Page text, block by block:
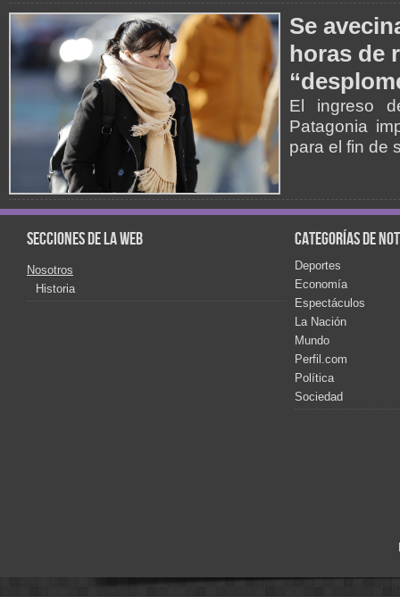
Se
horas de
El ingreso
Patagonia
para el fin de
Secciones de la web
Nosotros
Historia
Categorías de
Deportes
Economía
Espectáculos
La Nación
Mundo
Perfil.com
Política
Sociedad